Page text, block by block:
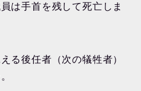
は手首を残して死亡しま
る後任者（次の犠牲者）